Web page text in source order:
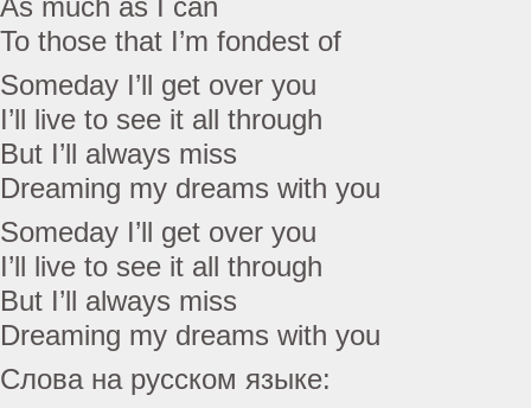
As much as I can
To those that I’m fondest of
Someday I’ll get over you
I’ll live to see it all through
But I’ll always miss
Dreaming my dreams with you
Someday I’ll get over you
I’ll live to see it all through
But I’ll always miss
Dreaming my dreams with you
Слова на русском языке: